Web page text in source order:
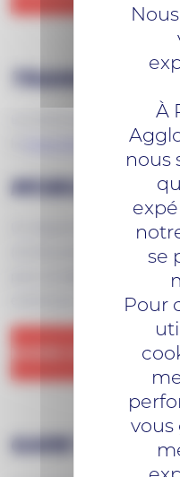
TRANSPORT
La commune bénéficie
ligne 310 Guémené-
MOBILITÉS
Un dispositif porté par le
(CCAS) propose aux
pour se déplacer. Plus
MAIRIE DE
GARE SNCF
À
nous
se
Pour
vous